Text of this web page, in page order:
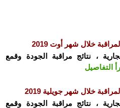
خلال شهر أوت 2019
، نتائج مراقبة الجودة وقمع
التفاصيل
خلال شهر جويلية 2019
، نتائج مراقبة الجودة وقمع